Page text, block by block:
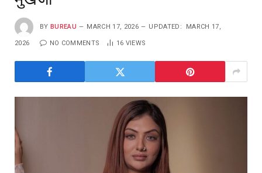
BY BUREAU MARCH 17, 2026 UPDATED: MARCH 17,
2026 NO COMMENTS 16 VIEWS